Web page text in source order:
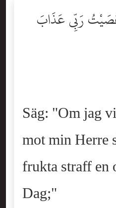
رَبِّى عَذَابَ
Säg: "Om jag
mot min Herre
frukta straff
Dag;"